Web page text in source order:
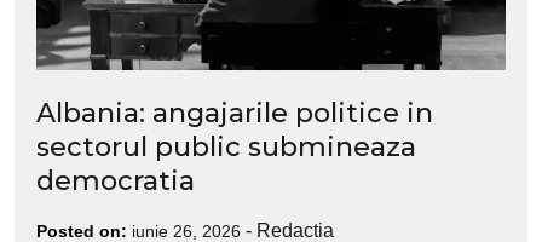
Albania: angajarile politice in
sectorul public submineaza
democratia
Posted on: iunie 26, 2026 - Redactia